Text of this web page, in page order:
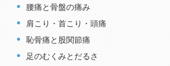
腰痛と骨盤の痛み
肩こり・首こり・頭痛
恥骨痛と股関節痛
足のむくみとだるさ